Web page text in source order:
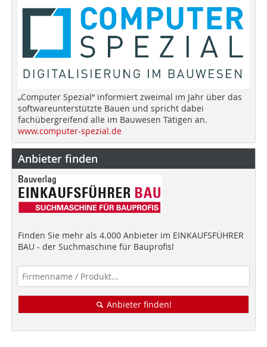
„Computer Spezial“ informiert zweimal im Jahr über das
softwareunterstützte Bauen und spricht dabei
fachübergreifend alle im Bauwesen Tätigen an.
www.computer-spezial.de
Anbieter finden
Finden Sie mehr als 4.000 Anbieter im EINKAUFSFÜHRER
BAU - der Suchmaschine für Bauprofis!
Anbieter finden!